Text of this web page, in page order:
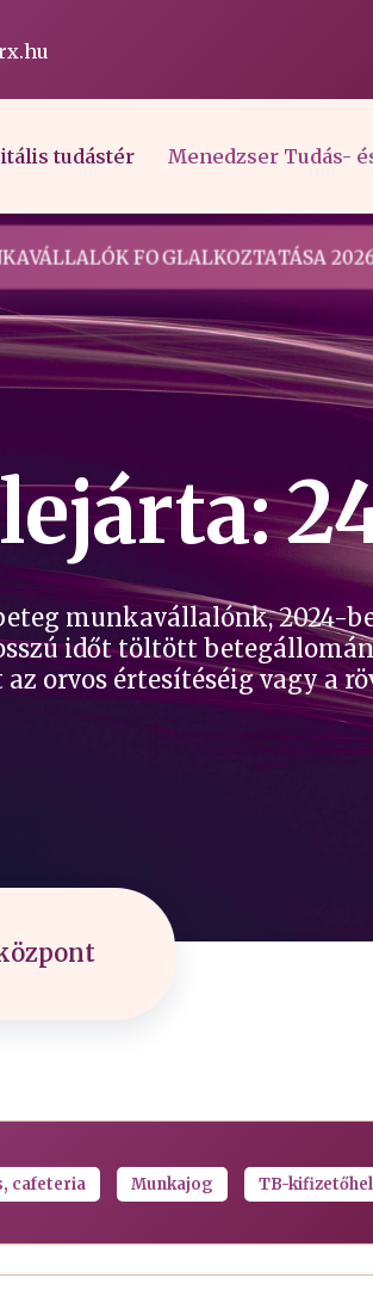
tudástér Menedzser Tudás-
FOGLALKOZTATÁSA
munkavállalónk, 2024-
időt töltött
az orvos értesítéséig vagy
cafeteria Munkajog TB-